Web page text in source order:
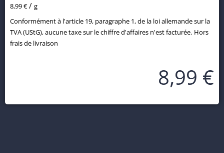
8,99€ / g
Conformément à l'article 19, paragraphe 1, de la loi allemande sur la
TVA (UStG), aucune taxe sur le chiffre d'affaires n'est facturée. Hors
frais de livraison
8,99 €